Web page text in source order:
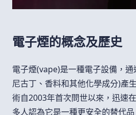
電子煙的概念及歷史
電子煙(vape)是一種電子設備，
尼古丁、香料和其他化學成分)產
術自2003年首次問世以來，迅速
多人認為它是一種更安全的替代